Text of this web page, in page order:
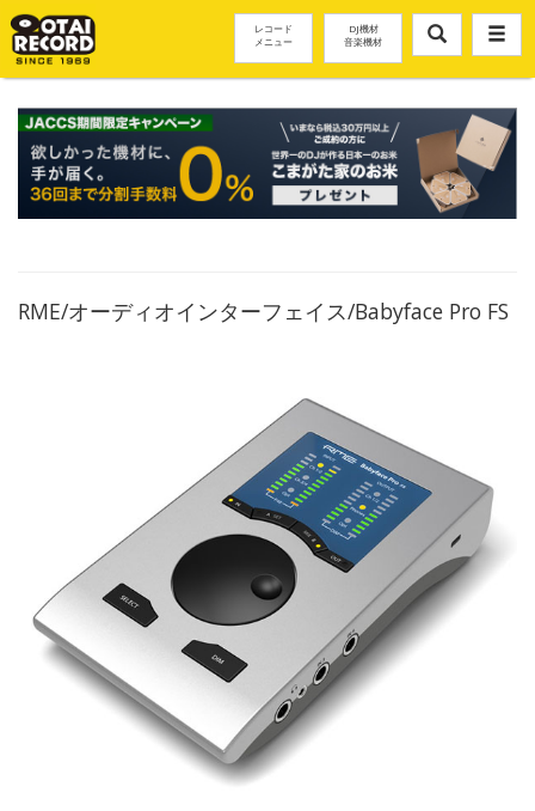
レコード
メニュー
DJ機材
音楽機材
RME/オーディオインターフェイス/Babyface Pro FS